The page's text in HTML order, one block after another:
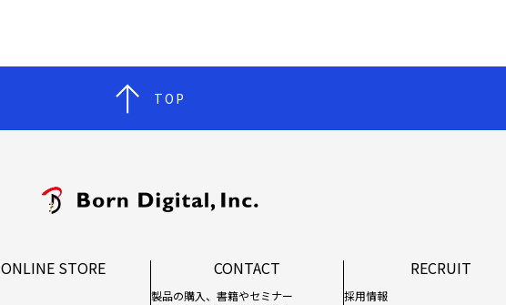
TOP
ONLINE STORE CONTACT
製品の購入、書籍やセミナー
RECRUIT
採用情報